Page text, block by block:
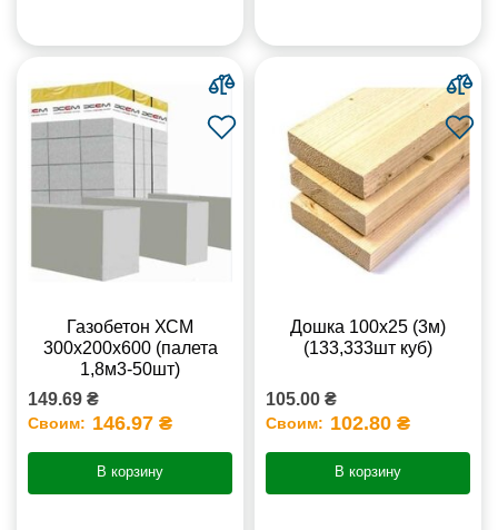
Газобетон ХСМ
300x200x600 (палета
1,8м3-50шт)
149.69 ₴
Своим: 146.97 ₴
В корзину
Дошка 100х25 (3м)
(133,333шт куб)
105.00 ₴
Своим: 102.80 ₴
В корзину